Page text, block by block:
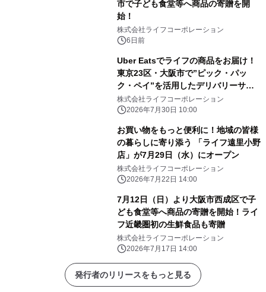
市で子ども食堂等へ商品の寄贈を開
始！
株式会社ライフコーポレーション
6日前
Uber Eatsでライフの商品をお届け！
東京23区・大阪市で”ピック・パッ
ク・ペイ”を活用したデリバリーサー
ビスを開始
株式会社ライフコーポレーション
2026年7月30日 10:00
お買い物をもっと便利に！地域の皆様
の暮らしに寄り添う 「ライフ遠里小野
店」が7月29日（水）にオープン
株式会社ライフコーポレーション
2026年7月22日 14:00
7月12日（日）より大阪市西成区で子
ども食堂等へ商品の寄贈を開始！ライ
フ近畿圏初の生鮮食品も寄贈
株式会社ライフコーポレーション
2026年7月17日 14:00
発行者のリリースをもっと見る